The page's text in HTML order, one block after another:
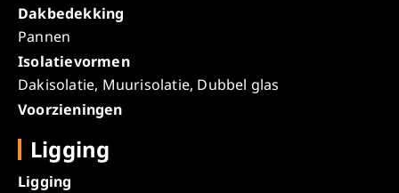
Dakbedekking
Pannen
Isolatievormen
Dakisolatie, Muurisolatie, Dubbel glas
Voorzieningen
Ligging
Ligging